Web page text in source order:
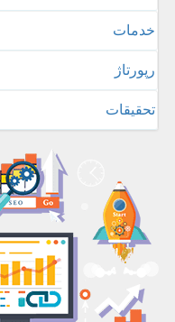
خدمات
رپورتاژ
تحقیقات